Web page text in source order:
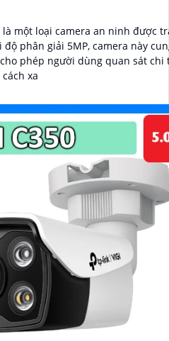
là một loại camera an ninh được
phép người dùng quan sát chi
xa